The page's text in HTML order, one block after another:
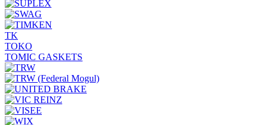
TK
TOKO
TOMIC GASKETS